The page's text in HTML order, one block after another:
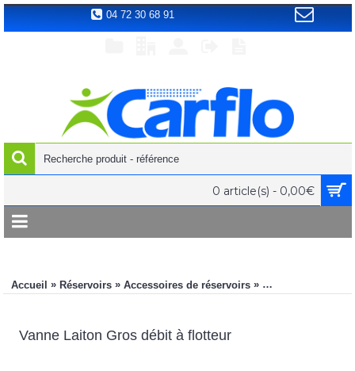
04 72 30 68 91
0 article(s) - 0,00€
Accueil »Réservoirs »Accessoires de réservoirs » Vanne Laiton
Vanne Laiton Gros débit à flotteur